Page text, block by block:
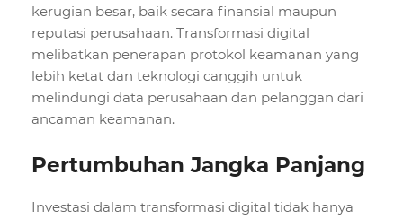
kerugian besar, baik secara finansial maupun
reputasi perusahaan. Transformasi digital
melibatkan penerapan protokol keamanan yang
lebih ketat dan teknologi canggih untuk
melindungi data perusahaan dan pelanggan dari
ancaman keamanan.
Pertumbuhan Jangka Panjang
Investasi dalam transformasi digital tidak hanya